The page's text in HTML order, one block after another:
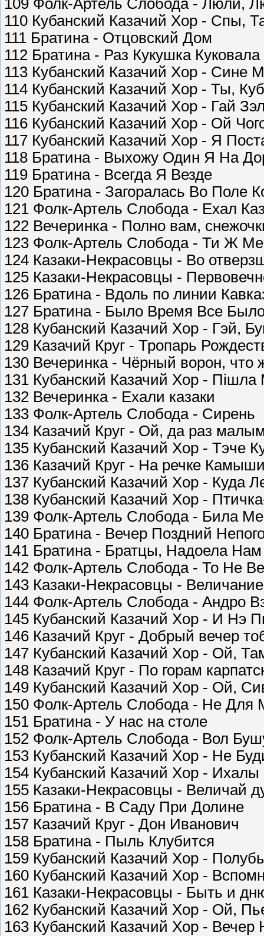
109 Фолк-Артель Слобода - Люли,
110 Кубанский Казачий Хор - Спы,
111 Братина - Отцовский Дом
112 Братина - Раз Кукушка Куковала
113 Кубанский Казачий Хор - Сине
114 Кубанский Казачий Хор - Ты,
115 Кубанский Казачий Хор - Гай
116 Кубанский Казачий Хор - Ой
117 Кубанский Казачий Хор - Я
118 Братина - Выхожу Один Я На
119 Братина - Всегда Я Везде
120 Братина - Загоралась Во Поле
121 Фолк-Артель Слобода - Ехал
122 Вечеринка - Полно вам,
123 Фолк-Артель Слобода - Ти Ж
124 Казаки-Некрасовцы - Во
125 Казаки-Некрасовцы -
126 Братина - Вдоль по линии
127 Братина - Было Время Все
128 Кубанский Казачий Хор - Гэй,
129 Казачий Круг - Тропарь
130 Вечеринка - Чёрный ворон, что
131 Кубанский Казачий Хор -
132 Вечеринка - Ехали казаки
133 Фолк-Артель Слобода - Сирень
134 Казачий Круг - Ой, да раз
135 Кубанский Казачий Хор - Тэче
136 Казачий Круг - На речке
137 Кубанский Казачий Хор - Куда
138 Кубанский Казачий Хор -
139 Фолк-Артель Слобода - Била
140 Братина - Вечер Поздний
141 Братина - Братцы, Надоела
142 Фолк-Артель Слобода - То Не
143 Казаки-Некрасовцы -
144 Фолк-Артель Слобода - Андро
145 Кубанский Казачий Хор - И Нэ
146 Казачий Круг - Добрый вечер
147 Кубанский Казачий Хор - Ой,
148 Казачий Круг - По горам
149 Кубанский Казачий Хор - Ой,
150 Фолк-Артель Слобода - Не Для
151 Братина - У нас на столе
152 Фолк-Артель Слобода - Вол
153 Кубанский Казачий Хор - Не
154 Кубанский Казачий Хор -
155 Казаки-Некрасовцы - Величай
156 Братина - В Саду При Долине
157 Казачий Круг - Дон Иванович
158 Братина - Пыль Клубится
159 Кубанский Казачий Хор -
160 Кубанский Казачий Хор -
161 Казаки-Некрасовцы - Быть и
162 Кубанский Казачий Хор - Ой,
163 Кубанский Казачий Хор - Вечер